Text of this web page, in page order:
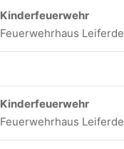
Kinderfeuerwehr
Feuerwehrhaus Leiferde
Kinderfeuerwehr
Feuerwehrhaus Leiferde